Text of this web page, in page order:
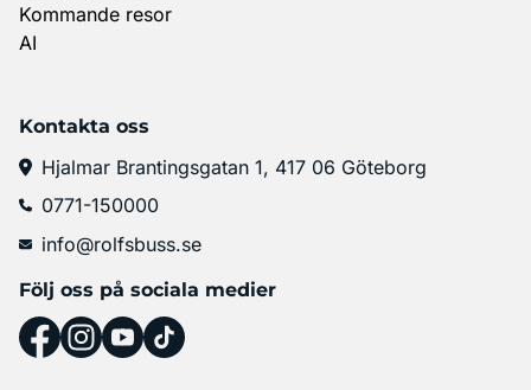
Kommande resor
AI
Kontakta oss
Hjalmar Brantingsgatan 1, 417 06 Göteborg
0771-150000
info@rolfsbuss.se
Följ oss på sociala medier